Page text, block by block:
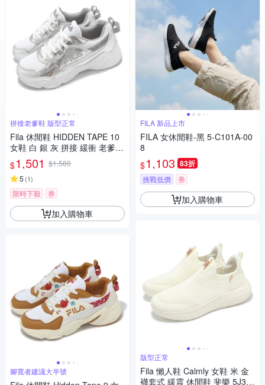
拼接老爹鞋 版型正常
Fila 休閒鞋 HIDDEN TAPE 10
女鞋 白 銀 灰 拼接 緩衝 老爹鞋
斐樂 5C329Z884
$1,501 $1,580
5 (1)
限時下殺 券
加入購物車
腳寬者建議大半號
FILA 新品上市
FILA 女休閒鞋-黑 5-C101A-00
8
$1,103 83折
挑戰低價 券
加入購物車
版型正常
Fila 懶人鞋 Calmly 女鞋 米 金
襪套式 緩震 休閒鞋 斐樂 5J35